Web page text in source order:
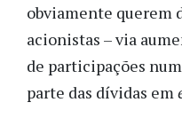
obviamente querem
acionistas – via
de participações
parte das dívidas em